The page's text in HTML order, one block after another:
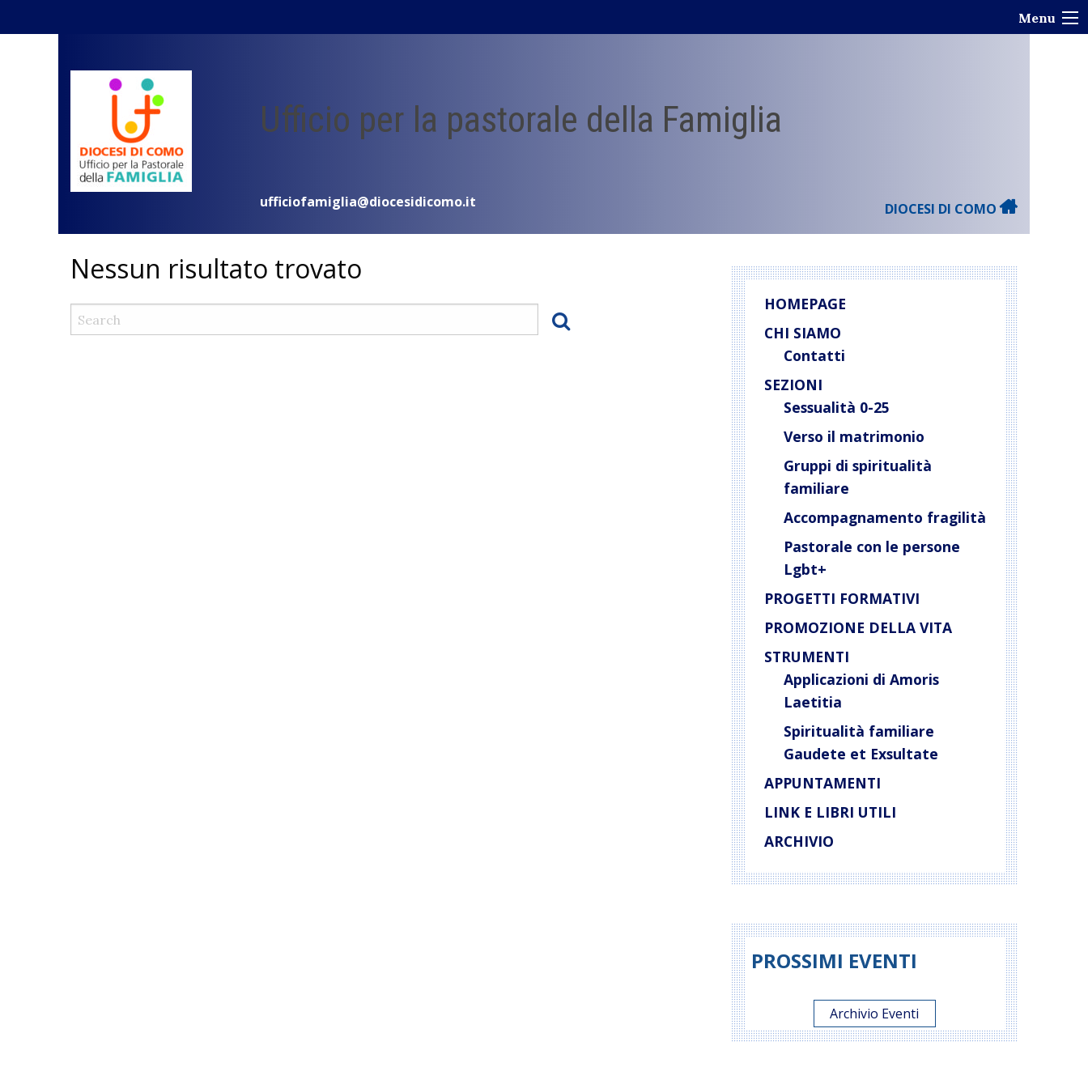
Menu
Ufficio per la pastorale della Famiglia
ufficiofamiglia@diocesidicomo.it DIOCESI DI COMO
Nessun risultato trovato
HOMEPAGE
CHI SIAMO
Contatti
SEZIONI
Sessualità 0-25
Verso il matrimonio
Gruppi di spiritualità
familiare
Accompagnamento fragilità
Pastorale con le persone
Lgbt+
PROGETTI FORMATIVI
PROMOZIONE DELLA VITA
STRUMENTI
Applicazioni di Amoris
Laetitia
Spiritualità familiare
Gaudete et Exsultate
APPUNTAMENTI
LINK E LIBRI UTILI
ARCHIVIO
PROSSIMI EVENTI
Archivio Eventi